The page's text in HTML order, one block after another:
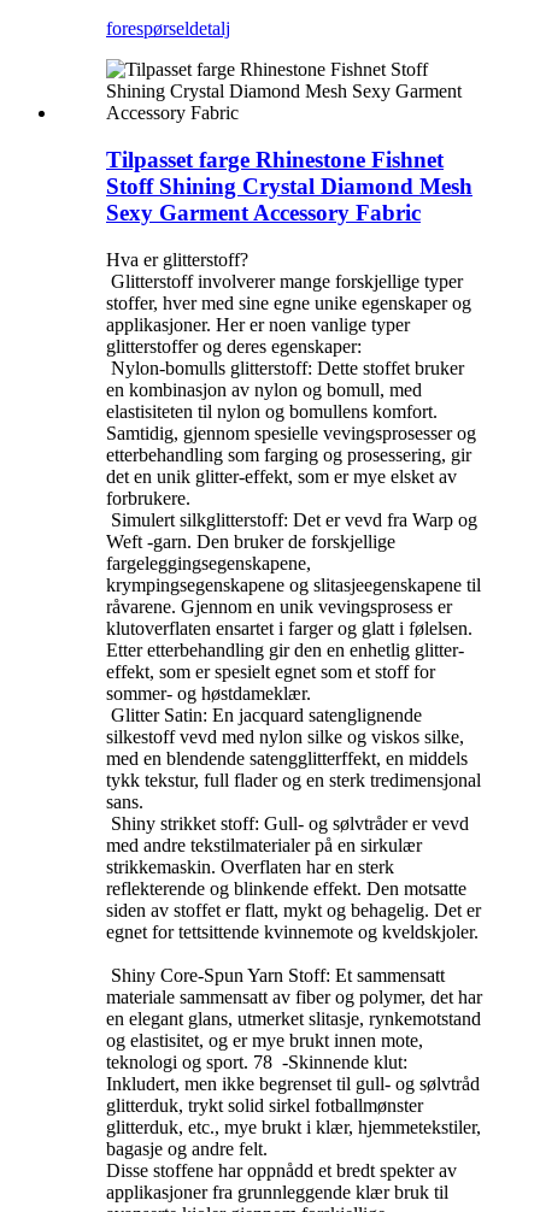
forespørseldetalj
Tilpasset farge Rhinestone Fishnet
Stoff Shining Crystal Diamond Mesh
Sexy Garment Accessory Fabric
Hva er glitterstoff?
‌ Glitterstoff involverer mange forskjellige typer
stoffer, hver med sine egne unike egenskaper og
applikasjoner. Her er noen vanlige typer
glitterstoffer og deres egenskaper:
‌ Nylon-bomulls glitterstoff: Dette stoffet bruker
en kombinasjon av nylon og bomull, med
elastisiteten til nylon og bomullens komfort.
Samtidig, gjennom spesielle vevingsprosesser og
etterbehandling som farging og prosessering, gir
det en unik glitter-effekt, som er mye elsket av
forbrukere. ‌
‌ Simulert silkglitterstoff: Det er vevd fra Warp og
Weft -garn. Den bruker de forskjellige
fargeleggingsegenskapene,
krympingsegenskapene og slitasjeegenskapene til
råvarene. Gjennom en unik vevingsprosess er
klutoverflaten ensartet i farger og glatt i følelsen.
Etter etterbehandling gir den en enhetlig glitter-
effekt, som er spesielt egnet som et stoff for
sommer- og høstdameklær. ‌
‌ Glitter Satin: En jacquard satenglignende
silkestoff vevd med nylon silke og viskos silke,
med en blendende satengglitterffekt, en middels
tykk tekstur, full flader og en sterk tredimensjonal
sans. ‌
‌ Shiny strikket stoff: Gull- og sølvtråder er vevd
med andre tekstilmaterialer på en sirkulær
strikkemaskin. Overflaten har en sterk
reflekterende og blinkende effekt. Den motsatte
siden av stoffet er flatt, mykt og behagelig. Det er
egnet for tettsittende kvinnemote og kveldskjoler.
‌ Shiny Core-Spun Yarn Stoff: Et sammensatt
materiale sammensatt av fiber og polymer, det har
en elegant glans, utmerket slitasje, rynkemotstand
og elastisitet, og er mye brukt innen mote,
teknologi og sport. ‌78 ‌ -Skinnende klut:
Inkludert, men ikke begrenset til gull- og sølvtråd
glitterduk, trykt solid sirkel fotballmønster
glitterduk, etc., mye brukt i klær, hjemmetekstiler,
bagasje og andre felt. ‌
Disse stoffene har oppnådd et bredt spekter av
applikasjoner fra grunnleggende klær bruk til